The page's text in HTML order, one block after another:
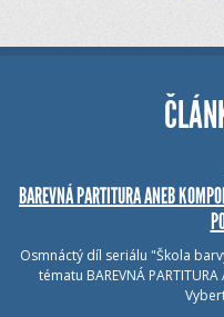
BAREVNÁ PARTITURA ANEB
Osmnáctý díl seriálu "Škola
tématu BAREVNÁ PARTITURA